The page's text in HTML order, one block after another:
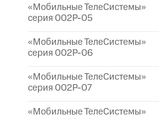
«Мобильные ТелеСистемы»
серия 002P-05
«Мобильные ТелеСистемы»
серия 002P-06
«Мобильные ТелеСистемы»
серия 002P-07
«Мобильные ТелеСистемы»